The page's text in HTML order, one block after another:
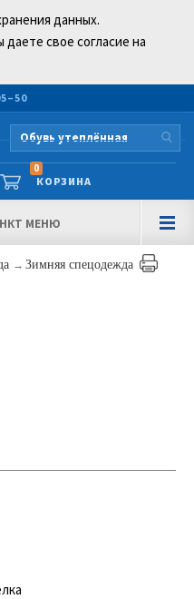
данных.
свое согласие на
КОРЗИНА
0
МЕНЮ
→ Зимняя спецодежда